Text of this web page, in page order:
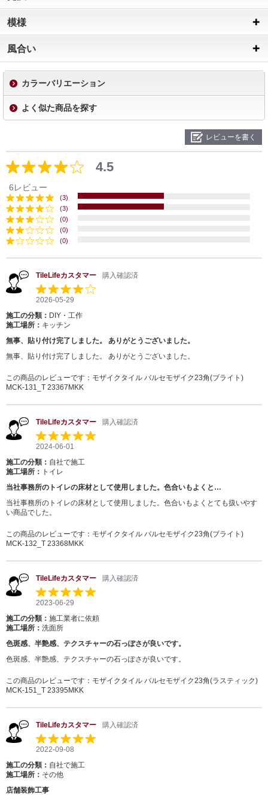
模様
風合い
カラーバリエーション
よく似た商品を探す
レビューを書く
4.5
6レビュー
(3)
(3)
(0)
(0)
(0)
TileLifeカスタマー 購入確認済
2026-05-29
施工の分類： DIY・工作
施工場所： キッチン
無事、貼り付け完了しました。 ありがとうございました。
無事、貼り付け完了しました。 ありがとうございました。
この商品のレビューです： モザイクタイル バルセモザイク23角(ブライト)
MCK-131_T 23367MKK
TileLifeカスタマー 購入確認済
2024-06-01
施工の分類： 自社で施工
施工場所： トイレ
当社事務所のトイレの床材として使用しました。色合いもよくと…
当社事務所のトイレの床材として使用しました。色合いもよくとても扱いやす
い商品でした。
この商品のレビューです： モザイクタイル バルセモザイク23角(ブライト)
MCK-132_T 23368MKK
TileLifeカスタマー 購入確認済
2023-06-29
施工の分類： 施工業者に依頼
施工場所： 洗面所
色斑感、半艶感、テクスチャーの石っぽさが良いです。
色斑感、半艶感、テクスチャーの石っぽさが良いです。
この商品のレビューです： モザイクタイル バルセモザイク23角(ラスティック)
MCK-151_T 23395MKK
TileLifeカスタマー 購入確認済
2022-09-08
施工の分類： 自社で施工
施工場所： その他
店舗装飾工事